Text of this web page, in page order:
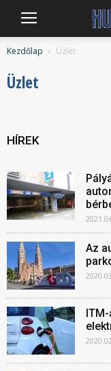
Hungaropark
Kezdőlap Üzlet
Üzlet
HÍREK
Az